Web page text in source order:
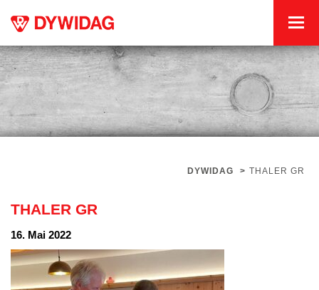
DYWIDAG > THALER GR
THALER GR
16. Mai 2022